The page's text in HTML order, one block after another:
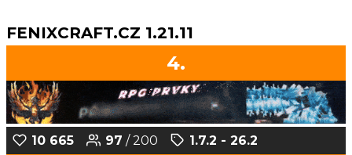
FENIXCRAFT.CZ 1.21.11
4.
10 665 97 / 200
1.7.2 - 26.2